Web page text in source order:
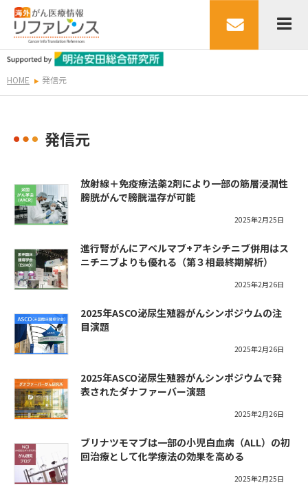
HOME 発信元
発信元
放射線＋免疫療法薬2剤により一部の筋層浸潤性
膀胱がんで膀胱温存が可能
2025年2月25日
進行腎がんにアベルマブ+アキシチニブ併用はス
ニチニブよりも優れる（第３相最終期解析）
2025年2月26日
2025年ASCO泌尿生殖器がんシンポジウムの注
目演題
2025年2月26日
2025年ASCO泌尿生殖器がんシンポジウムで発
表されたダナファーバー演題
2025年2月26日
ブリナツモマブは一部の小児白血病（ALL）の初
回治療として化学療法の効果を高める
2025年2月25日